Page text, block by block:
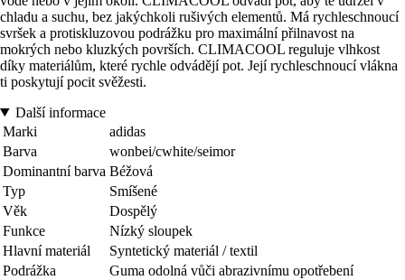
chladu a suchu, bez jakýchkoli rušivých elementů. Má rychleschnoucí
svršek a protiskluzovou podrážku pro maximální přilnavost na
mokrých nebo kluzkých površích. CLIMACOOL reguluje vlhkost
díky materiálům, které rychle odvádějí pot. Její rychleschnoucí vlákna
ti poskytují pocit svěžesti.
Další informace
Marki
adidas
Barva
wonbei/cwhite/seimor
Dominantní barva Béžová
Typ
Smíšené
Věk
Dospělý
Funkce
Nízký sloupek
Hlavní materiál
Syntetický materiál / textil
Podrážka
Guma odolná vůči abrazivnímu opotřebení